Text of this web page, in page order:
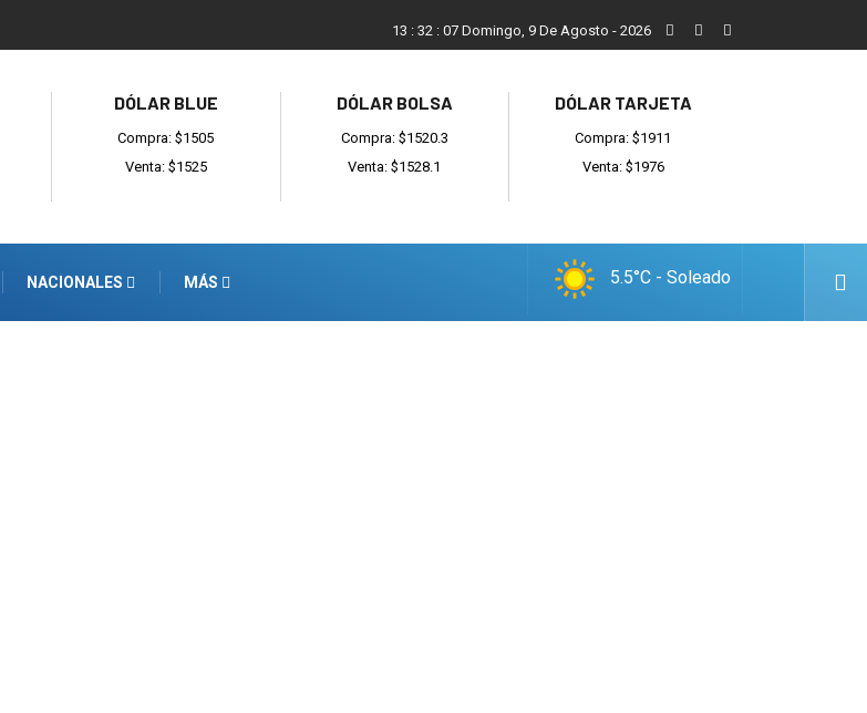
San Cayetano, el trabajo y una nueva etapa para la
13 : 32 : 08 Domingo, 9 De Agosto - 2026
DÓLAR BLUE
Compra: $1505
Venta: $1525
DÓLAR BOLSA
Compra: $1520.3
Venta: $1528.1
DÓLAR TARJETA
Compra: $1911
Venta: $1976
NACIONALES MÁS 5.5°C - Soleado